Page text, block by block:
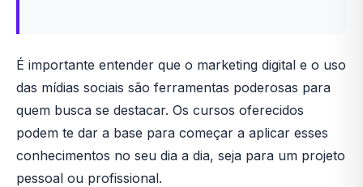
É importante entender que o marketing digital e o uso
das mídias sociais são ferramentas poderosas para
quem busca se destacar. Os cursos oferecidos
podem te dar a base para começar a aplicar esses
conhecimentos no seu dia a dia, seja para um projeto
pessoal ou profissional.